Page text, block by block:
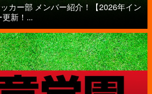
カー部 メンバー紹介！【2026年イン
新！...